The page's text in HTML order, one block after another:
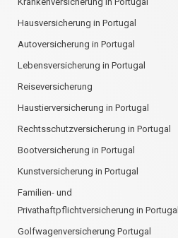
Hausversicherung in Portugal
Autoversicherung in Portugal
Lebensversicherung in Portugal
Reiseversicherung
Haustierversicherung in Portugal
Rechtsschutzversicherung in Portugal
Bootversicherung in Portugal
Kunstversicherung in Portugal
Familien- und
Privathaftpflichtversicherung in Portugal
Golfwagenversicherung Portugal